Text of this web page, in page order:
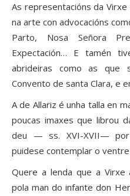
As representacións da
na arte con advocacións
Parto, Nosa Señora
Expectación… E tamén
abrideiras como as que
Convento de santa Clara, e
A de Allariz é unha talla en
poucas imaxes que librou
deu — ss. XVI-XVII— por
puidese contemplar o ventre
Quere a lenda que a
pola man do infante don